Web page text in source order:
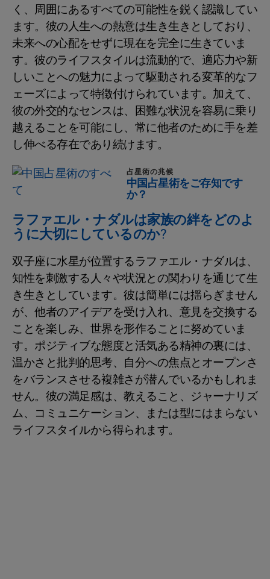
く、周囲にあるすべての可能性を鋭く認識してい
ます。彼の人生への熱意は生き生きとしており、
未来への心配をせずに現在を完全に生きていま
す。彼のライフスタイルは流動的で、適応力や新
しいことへの魅力によって駆動される変革的なフ
ェーズによって特徴付けられています。加えて、
彼の外交的なセンスは、困難な状況を容易に乗り
越えることを可能にし、常に他者のために手を差
し伸べる存在であり続けます。
占星術の兆候
中国占星術をご存知です
か？
ラファエル・ナダルは家族の絆をどのよ
うに大切にしているのか?
双子座に水星が位置するラファエル・ナダルは、
知性を刺激する人々や状況との関わりを通じて生
き生きとしています。彼は簡単には揺らぎません
が、他者のアイデアを受け入れ、意見を交換する
ことを楽しみ、世界を形作ることに努めていま
す。ポジティブな態度と活気ある精神の裏には、
温かさと批判的思考、自分への焦点とオープンさ
をバランスさせる複雑さが潜んでいるかもしれま
せん。彼の満足感は、教えること、ジャーナリズ
ム、コミュニケーション、または型にはまらない
ライフスタイルから得られます。